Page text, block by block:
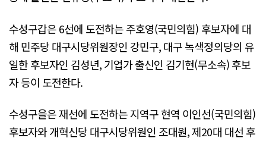
수성구갑은 6선에 도전하는 주호영(국민의힘) 후보자에 대
해 민주당 대구시당위원장인 강민구, 대구 녹색정의당의 유
일한 후보자인 김성년, 기업가 출신인 김기현(무소속) 후보
자 등이 도전한다.
수성구을은 재선에 도전하는 지역구 현역 이인선(국민의힘)
후보자와 개혁신당 대구시당위원인 조대원, 제20대 대선 후